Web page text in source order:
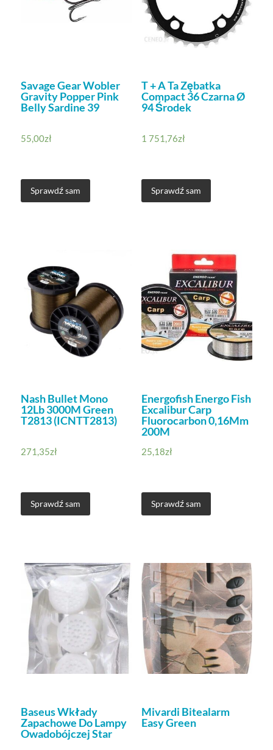
Savage Gear Wobler
Gravity Popper Pink
Belly Sardine 39
55,00zł
Sprawdź sam
T + A Ta Zębatka
Compact 36 Czarna Ø
94 Środek
1 751,76zł
Sprawdź sam
Nash Bullet Mono
12Lb 3000M Green
T2813 (ICNTT2813)
271,35zł
Sprawdź sam
Energofish Energo Fish
Excalibur Carp
Fluorocarbon 0,16Mm
200M
25,18zł
Sprawdź sam
Baseus Wkłady
Zapachowe Do Lampy
Owadobójczej Star
Mivardi Bitealarm
Easy Green